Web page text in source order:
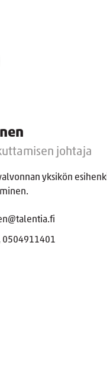
johtaja
yksikön
0504911401